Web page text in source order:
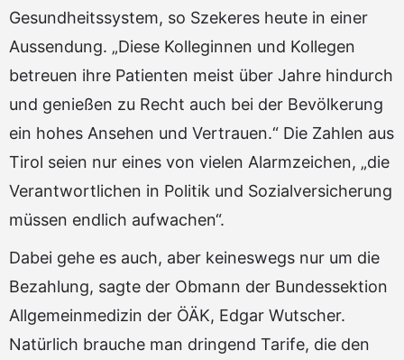
Gesundheitssystem, so Szekeres heute in einer
Aussendung. „Diese Kolleginnen und Kollegen
betreuen ihre Patienten meist über Jahre hindurch
und genießen zu Recht auch bei der Bevölkerung
ein hohes Ansehen und Vertrauen.“ Die Zahlen aus
Tirol seien nur eines von vielen Alarmzeichen, „die
Verantwortlichen in Politik und Sozialversicherung
müssen endlich aufwachen“.
Dabei gehe es auch, aber keineswegs nur um die
Bezahlung, sagte der Obmann der Bundessektion
Allgemeinmedizin der ÖÄK, Edgar Wutscher.
Natürlich brauche man dringend Tarife, die den